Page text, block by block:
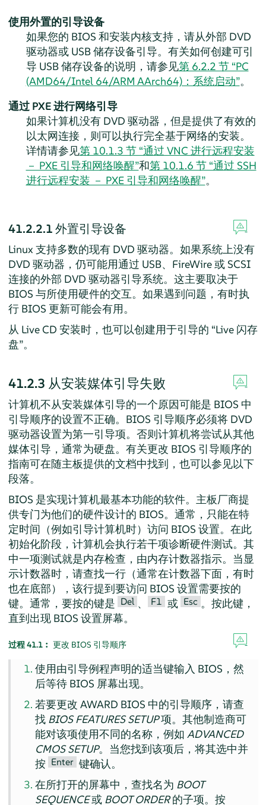
使用外置的引导设备
如果您的 BIOS 和安装内核支持，请从外部 DVD
驱动器或 USB 储存设备引导。有关如何创建可引
导 USB 储存设备的说明，请参见第 6.2.2 节 “PC
(AMD64/Intel 64/ARM AArch64)：系统启动”。
通过 PXE 进行网络引导
如果计算机没有 DVD 驱动器，但是提供了有效的
以太网连接，则可以执行完全基于网络的安装。
详情请参见第 10.1.3 节 “通过 VNC 进行远程安装
－ PXE 引导和网络唤醒”和第 10.1.6 节 “通过 SSH
进行远程安装 － PXE 引导和网络唤醒”。
41.2.2.1外置引导设备
Linux 支持多数的现有 DVD 驱动器。如果系统上没有
DVD 驱动器，仍可能用通过 USB、FireWire 或 SCSI
连接的外部 DVD 驱动器引导系统。这主要取决于
BIOS 与所使用硬件的交互。如果遇到问题，有时执
行 BIOS 更新可能会有用。
从 Live CD 安装时，也可以创建用于引导的 “Live 闪存
盘”。
41.2.3 从安装媒体引导失败
计算机不从安装媒体引导的一个原因可能是 BIOS 中
引导顺序的设置不正确。BIOS 引导顺序必须将 DVD
驱动器设置为第一引导项。否则计算机将尝试从其他
媒体引导，通常为硬盘。有关更改 BIOS 引导顺序的
指南可在随主板提供的文档中找到，也可以参见以下
段落。
BIOS 是实现计算机最基本功能的软件。主板厂商提
供专门为他们的硬件设计的 BIOS。通常，只能在特
定时间（例如引导计算机时）访问 BIOS 设置。在此
初始化阶段，计算机会执行若干项诊断硬件测试。其
中一项测试就是内存检查，由内存计数器指示。当显
示计数器时，请查找一行（通常在计数器下面，有时
也在底部），该行提到要访问 BIOS 设置需要按的
键。通常，要按的键是 Del 、 F1 或 Esc 。按此键，
直到出现 BIOS 设置屏幕。
过程 41.1︰ 更改 BIOS 引导顺序
使用由引导例程声明的适当键输入 BIOS，然
后等待 BIOS 屏幕出现。
若要更改 AWARD BIOS 中的引导顺序，请查
找 BIOS FEATURES SETUP项。其他制造商可
能对该项使用不同的名称，例如 ADVANCED
CMOS SETUP。当您找到该项后，将其选中并
按 Enter 键确认。
在所打开的屏幕中，查找名为 BOOT
SEQUENCE或 BOOT ORDER的子项。按